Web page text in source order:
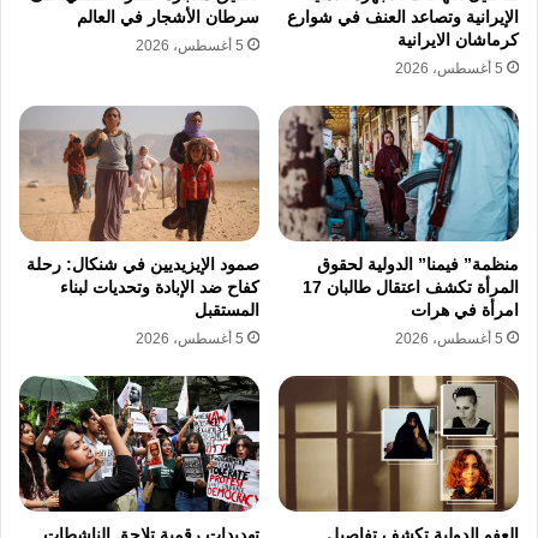
كبيرة من النساء.
تتزايد حدة الإجراءات القضائية المتبعة في طهران
تجاه النساء بعد موجات الاحتجاج الأخيرة التي
شهدتها المحافظات، وتتبع السلطات القضائية نمطاً
يتسم بالسرعة في حسم القضايا الأمنية المتعلقة
بالمشاركات في التظاهرات، مما أدى إلى ارتفاع
ملحوظ في إجمالي سنوات السجن الصادرة بحق
الفتيات، وتعتبر هذه العقوبات جزءاً من سياسة
تهدف إلى تقليص مساحة المشاركة في
الاحتجاجات وضبط التفاعلات الميدانية من خلال
استخدام سلطة القانون في المحكمة الثورية في
طهران.
الإيرانية وتصاعد العنف في شوارع
كرماشان الايرانية
5 أغسطس، 2026
سرطان الأشجار في العالم
5 أغسطس، 2026
منظمة” فيمنا” الدولية لحقوق
المرأة تكشف اعتقال طالبان 17
امرأة في هرات
5 أغسطس، 2026
صمود الإيزيديين في شنكال: رحلة
كفاح ضد الإبادة وتحديات لبناء
المستقبل
5 أغسطس، 2026